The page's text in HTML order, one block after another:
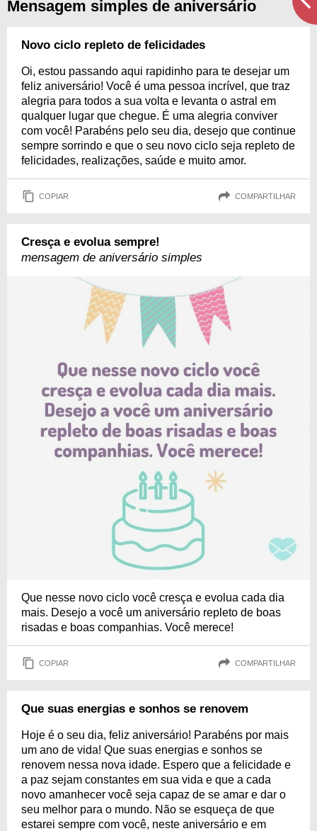
Mensagem simples de aniversário
Novo ciclo repleto de felicidades
Oi, estou passando aqui rapidinho para te desejar um
feliz aniversário! Você é uma pessoa incrível, que traz
alegria para todos a sua volta e levanta o astral em
qualquer lugar que chegue. É uma alegria conviver
com você! Parabéns pelo seu dia, desejo que continue
sempre sorrindo e que o seu novo ciclo seja repleto de
felicidades, realizações, saúde e muito amor.
COPIAR COMPARTILHAR
Cresça e evolua sempre!
mensagem de aniversário simples
Que nesse novo ciclo você cresça e evolua cada dia
mais. Desejo a você um aniversário repleto de boas
risadas e boas companhias. Você merece!
COPIAR COMPARTILHAR
Que suas energias e sonhos se renovem
Hoje é o seu dia, feliz aniversário! Parabéns por mais
um ano de vida! Que suas energias e sonhos se
renovem nessa nova idade. Espero que a felicidade e
a paz sejam constantes em sua vida e que a cada
novo amanhecer você seja capaz de se amar e dar o
seu melhor para o mundo. Não se esqueça de que
estarei sempre com você, neste aniversário e em